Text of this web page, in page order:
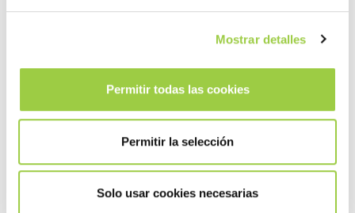
Mostrar detalles
Permitir todas las cookies
Permitir la selección
Solo usar cookies necesarias
Post navigation
Previous article
¡Venga a la sesión
Next article
PSECE 2025